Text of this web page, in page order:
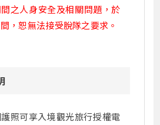
之人身安全及相關問題，於
，恕無法接受脫隊之要求。
照可享入境觀光旅行授權電